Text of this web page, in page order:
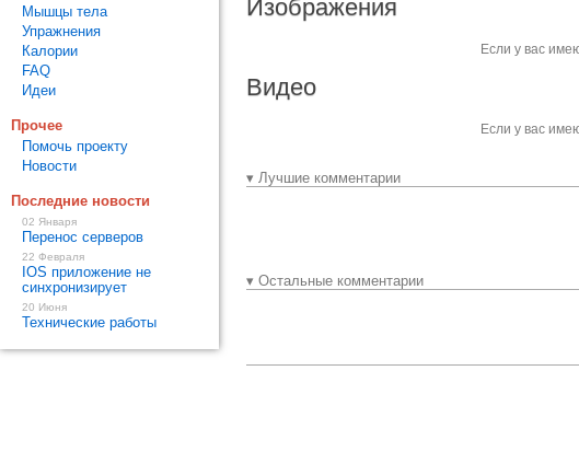
Изображения
Если у вас
Видео
Если у вас
▾ Лучшие комментарии
▾ Остальные комментарии
Мышцы тела
Упражнения
Калории
FAQ
Идеи
Прочее
Помочь проекту
Новости
Последние новости
02 Января
Перенос серверов
22 Февраля
IOS приложение не
синхронизирует
20 Июня
Технические работы